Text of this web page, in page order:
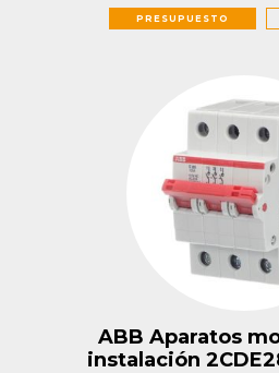
PRESUPUESTO
ABB Aparatos
instalación